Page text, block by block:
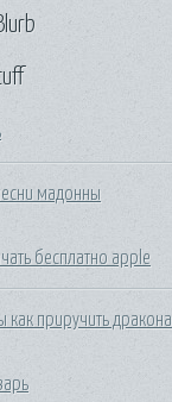
мадонны
бесплатно apple
как приручить дракона